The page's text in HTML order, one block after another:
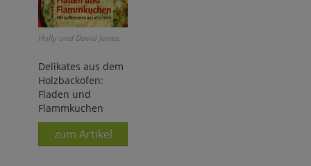
Holly und David Jones:
Delikates aus dem
Holzbackofen:
Fladen und
Flammkuchen
zum Artikel